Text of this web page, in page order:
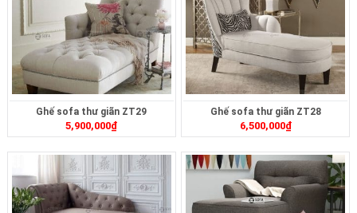
Ghế sofa thư giãn ZT29
5,900,000₫
Ghế sofa thư giãn ZT28
6,500,000₫